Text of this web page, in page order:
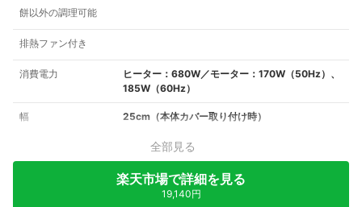
餅以外の調理可能
排熱ファン付き
消費電力
ヒーター：680W／モーター：170W（50Hz）、
185W（60Hz）
幅 25cm（本体カバー取り付け時）
全部見る
楽天市場で詳細を見る
19,140円